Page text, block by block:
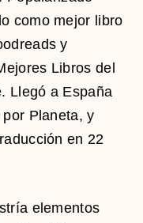
como mejor libro
y
Libros del
Llegó a España
Planeta, y
en 22
elementos